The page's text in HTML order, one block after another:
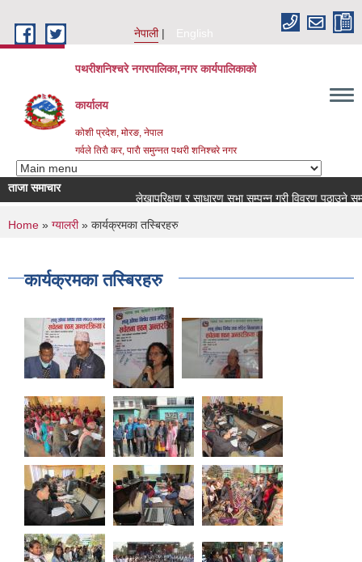
नेपाली
English
पथरीशनिश्चरे नगरपालिका,नगर कार्यपालिकाको
कार्यालय
कोशी प्रदेश, मोरङ, नेपाल
गर्वले तिराै कर, पाराै समुन्नत पथरी शनिश्चरे नगर
ताजा समाचार
लेखापरिक्षण र साधारण सभा सम्पन्न गरी विवरण पठाउने
You are here
Home » ग्यालरी» कार्यक्रमका तस्बिरहरु
कार्यक्रमका तस्बिरहरु